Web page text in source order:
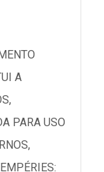
A
PARA USO